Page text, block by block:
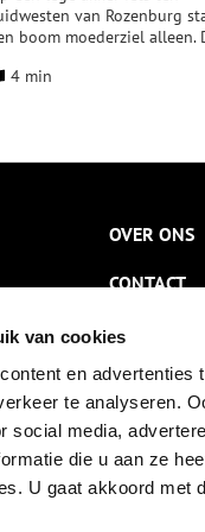
van cookies
en
te analyseren.
social media,
die u aan ze
U gaat akkoord met
van Rozenburg
boom moederziel alleen.
kijkend in de
van de laatste restanten
Het heeft de enorme
afgelopen decennia voorbij
en – zeer bijzonder –
en de steeds wisselende
aan de
dit gebied. Vanaf de
vroegste bewoning stond het
onder invloed van
De geschiedenis van de
laat zich bij
4 min
OVER ONS
CONTACT
PRIVACY